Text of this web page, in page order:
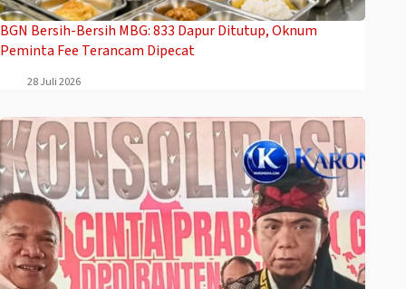
BGN Bersih-Bersih MBG: 833 Dapur Ditutup, Oknum
Peminta Fee Terancam Dipecat
28 Juli 2026